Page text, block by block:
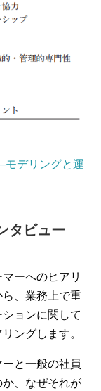
モデリングと運
タビュー
ーへのヒアリ
、業務上で重
ョンに関して
ングします。
と一般の社員
、なぜそれが